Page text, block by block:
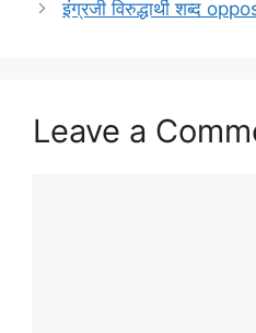
इंग्रजी विरुद्धार्थी शब्द
Leave a